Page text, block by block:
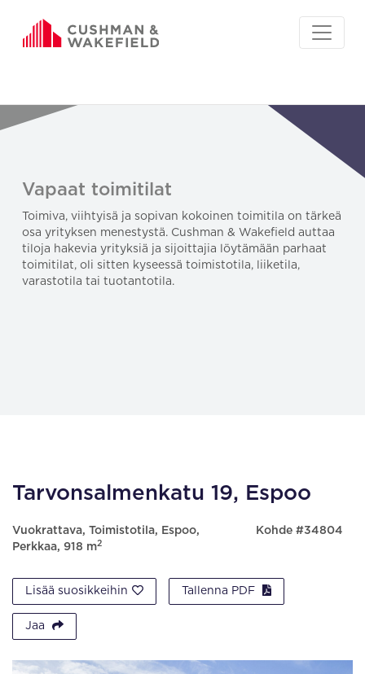
Vapaat toimitilat
Toimiva, viihtyisä ja sopivan kokoinen toimitila on tärkeä
osa yrityksen menestystä. Cushman & Wakefield auttaa
tiloja hakevia yrityksiä ja sijoittajia löytämään parhaat
toimitilat, oli sitten kyseessä toimistotila, liiketila,
varastotila tai tuotantotila.
Tarvonsalmenkatu 19, Espoo
Vuokrattava, Toimistotila, Espoo,
Perkkaa, 918 m2
Kohde #34804
Lisää suosikkeihin Tallenna PDF
Jaa